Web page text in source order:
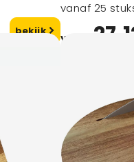
bekijk
vanaf 25
vanaf